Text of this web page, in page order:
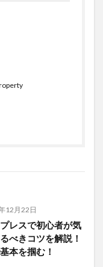
12月22日
レスで初心者が気
べきコツを解説！
本を掴む！